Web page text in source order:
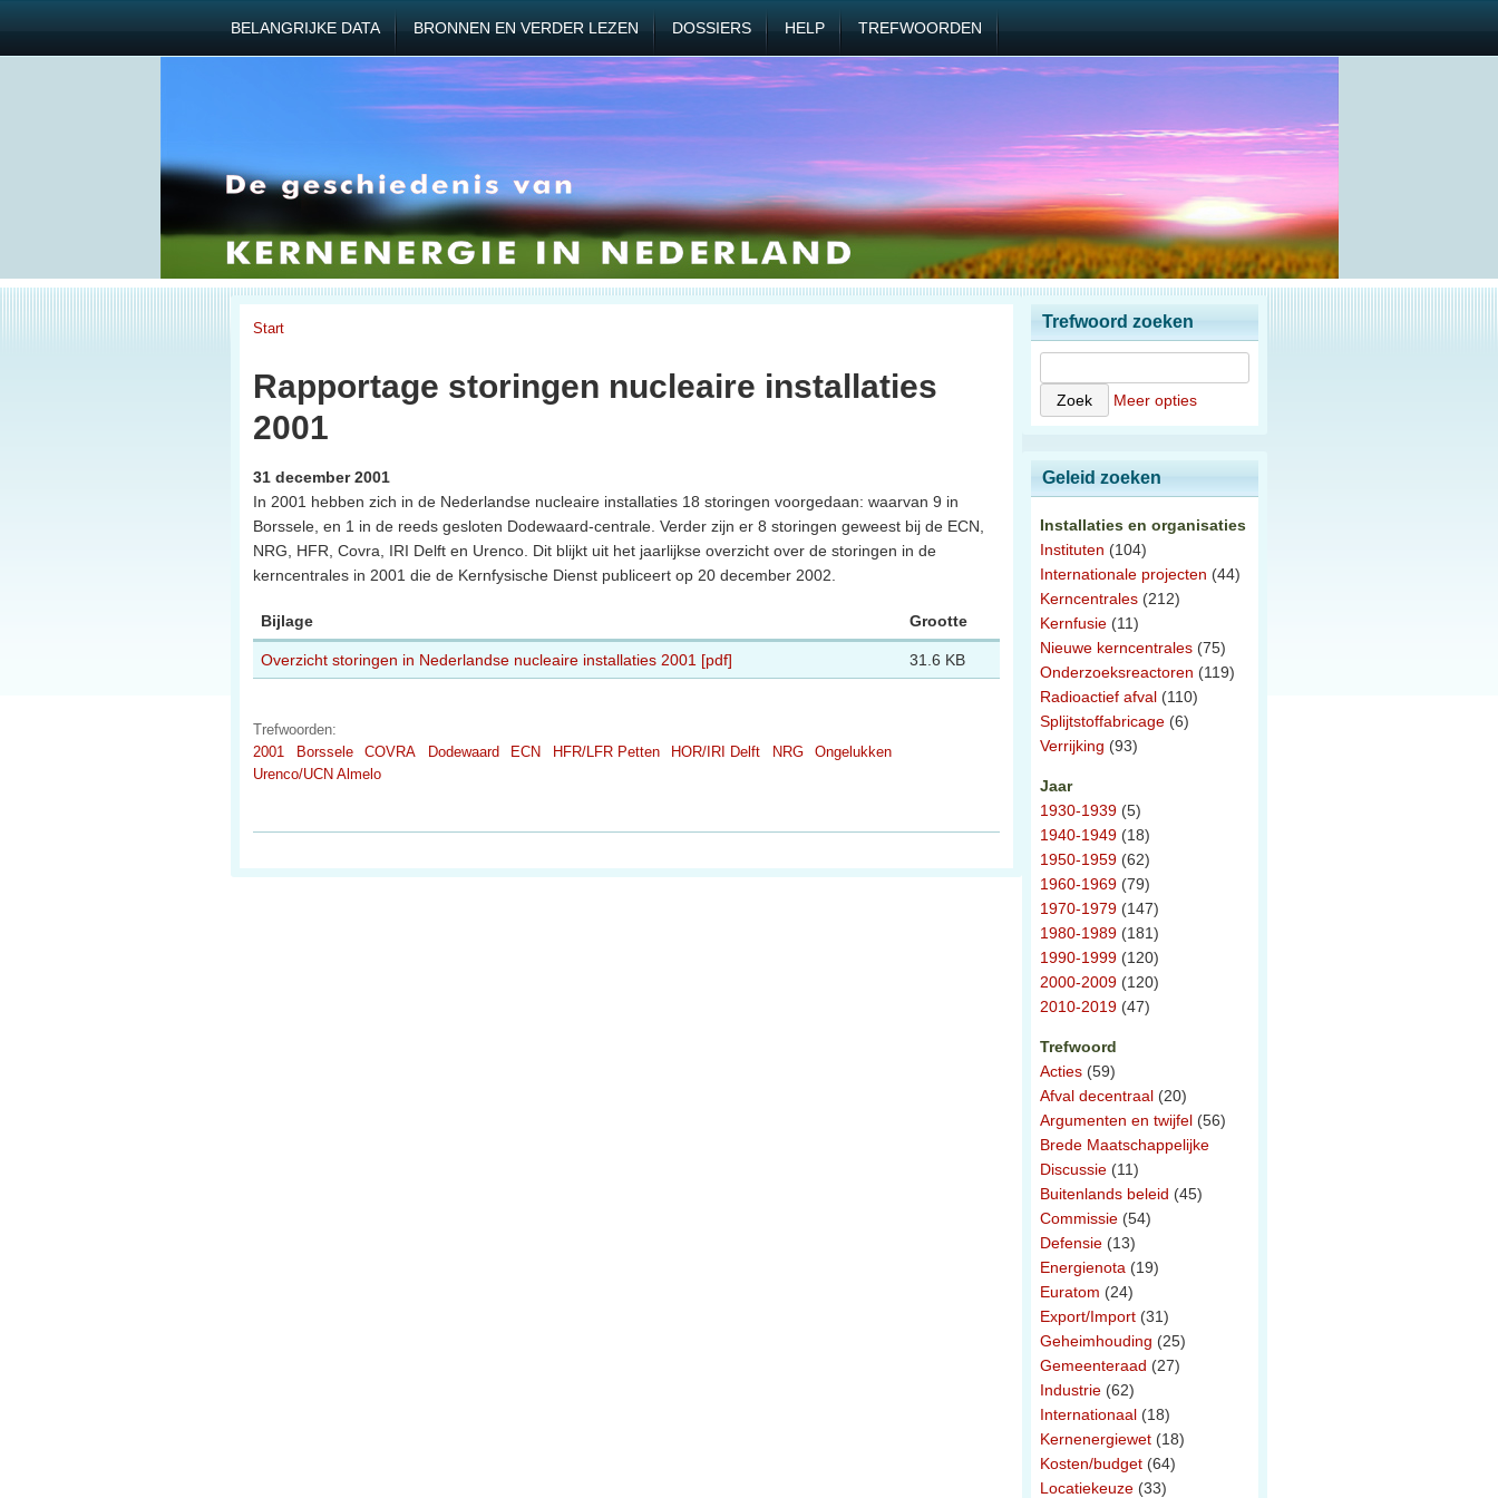
BELANGRIJKE DATA BRONNEN EN VERDER LEZEN DOSSIERS HELP TREFWOORDEN
Start
Rapportage storingen nucleaire installaties
2001
31 december 2001
In 2001 hebben zich in de Nederlandse nucleaire installaties 18 storingen voorgedaan: waarvan 9 in
Borssele, en 1 in de reeds gesloten Dodewaard-centrale. Verder zijn er 8 storingen geweest bij de ECN,
NRG, HFR, Covra, IRI Delft en Urenco. Dit blijkt uit het jaarlijkse overzicht over de storingen in de
kerncentrales in 2001 die de Kernfysische Dienst publiceert op 20 december 2002.
Bijlage Grootte
Overzicht storingen in Nederlandse nucleaire installaties 2001 [pdf] 31.6 KB
Trefwoorden:
2001
Borssele COVRA Dodewaard ECN HFR/LFR Petten HOR/IRI Delft NRG
Ongelukken
Urenco/UCN Almelo
Trefwoord zoeken
Meer opties
Geleid zoeken
Installaties en organisaties
Instituten (104)
Internationale projecten (44)
Kerncentrales (212)
Kernfusie (11)
Nieuwe kerncentrales (75)
Onderzoeksreactoren (119)
Radioactief afval (110)
Splijtstoffabricage (6)
Verrijking (93)
Jaar
1930-1939 (5)
1940-1949 (18)
1950-1959 (62)
1960-1969 (79)
1970-1979 (147)
1980-1989 (181)
1990-1999 (120)
2000-2009 (120)
2010-2019 (47)
Trefwoord
Acties (59)
Afval decentraal (20)
Argumenten en twijfel (56)
Brede Maatschappelijke
Discussie (11)
Buitenlands beleid (45)
Commissie (54)
Defensie (13)
Energienota (19)
Euratom (24)
Export/Import (31)
Geheimhouding (25)
Gemeenteraad (27)
Industrie (62)
Internationaal (18)
Kernenergiewet (18)
Kosten/budget (64)
Locatiekeuze (33)